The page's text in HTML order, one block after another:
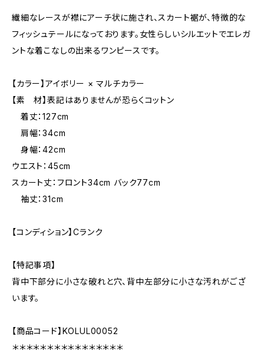
繊細なレースが襟にアーチ状に施され、スカート裾が、特徴的な
フィッシュテールになっております。女性らしいシルエットでエレガ
ントな着こなしの出来るワンピースです。
【カラー】アイボリー × マルチカラー
【素 材】表記はありませんが恐らくコットン
着丈：127cm
肩幅：34cm
身幅：42cm
ウエスト：45cm
スカート丈：フロント34cm バック77cm
袖丈：31cm
【コンディション】Cランク
【特記事項】
背中下部分に小さな破れと穴、背中左部分に小さな汚れがござ
います。
【商品コード】KOLUL00052
＊＊＊＊＊＊＊＊＊＊＊＊＊＊＊＊